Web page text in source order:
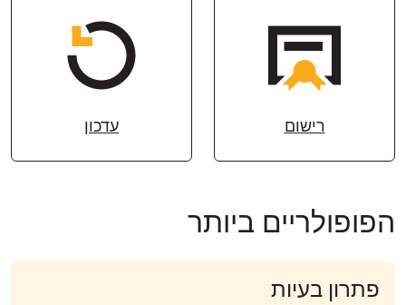
רישום עדכון
הפופולריים ביותר
פתרון בעיות